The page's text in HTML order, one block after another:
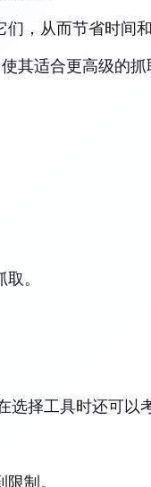
，从而节省时间和
其适合更高级的抓
。
选择工具时还可以
制。